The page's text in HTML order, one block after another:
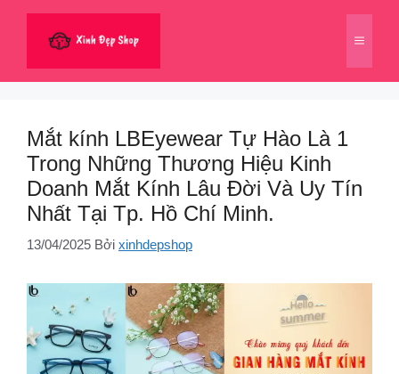
dung
Menu
Mắt kính LBEyewear Tự Hào Là 1
Trong Những Thương Hiệu Kinh
Doanh Mắt Kính Lâu Đời Và Uy Tín
Nhất Tại Tp. Hồ Chí Minh.
13/04/2025 Bởi xinhdepshop